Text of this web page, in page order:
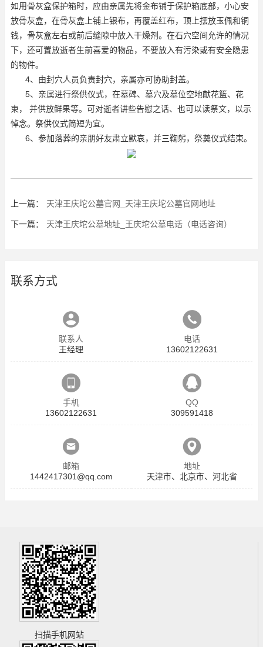
如用骨灰盒保护箱时，应由亲属先将金布铺于保护箱底部，小心安
放骨灰盒，在骨灰盒上铺上银布，再覆盖红布，顶上摆放玉佩和铜
钱，骨灰盒左右或前后缝隙中放入干燥剂。在石穴空间允许的情况
下，还可置放逝者生前喜爱的物品，不要放入有污染或有安全隐患
的物件。
4、由封穴人员负责封穴，亲属亦可协助封盖。
5、亲属进行祭供仪式，在墓碑、墓穴及墓位空地献花篮、花
束， 并供放鲜果等。可对逝者讲些告慰之话、也可以读祭文，以示
悼念。祭供仪式简短为宜。
6、参加落葬的亲朋好友肃立默哀，并三鞠躬，祭奠仪式结束。
上一篇： 天津王庆坨公墓官网_天津王庆坨公墓官网地址
下一篇： 天津王庆坨公墓地址_王庆坨公墓电话（电话咨询）
联系方式
联系人
王经理
电话
13602122631
手机
13602122631
QQ
309591418
邮箱
1442417301@qq.com
地址
天津市、北京市、河北省
扫描手机网站